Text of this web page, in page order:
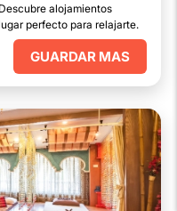
alojamientos
perfecto para relajarte.
GUARDAR MAS